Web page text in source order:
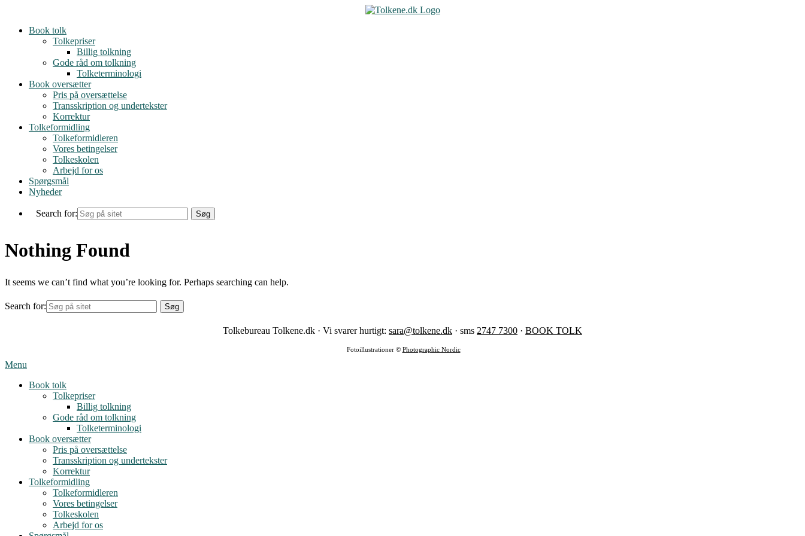
contentBook tolk
Tolkepriser
Billig tolkning
Gode råd om tolkning
Tolketerminologi
Book oversætter
Pris på oversættelse
Transskription og undertekster
Korrektur
Tolkeformidling
Tolkeformidleren
Vores betingelser
Tolkeskolen
Arbejd for os
Spørgsmål
Nyheder
Search for:
Nothing Found
It seems we can’t find what you’re looking for. Perhaps searching can help.
Search for:
Tolkebureau Tolkene.dk · Vi svarer hurtigt: sara@tolkene.dk · sms 2747 7300 · BOOK TOLK
Fotoillustrationer © Photographic Nordic
Menu
Book tolk
Tolkepriser
Billig tolkning
Gode råd om tolkning
Tolketerminologi
Book oversætter
Pris på oversættelse
Transskription og undertekster
Korrektur
Tolkeformidling
Tolkeformidleren
Vores betingelser
Tolkeskolen
Arbejd for os